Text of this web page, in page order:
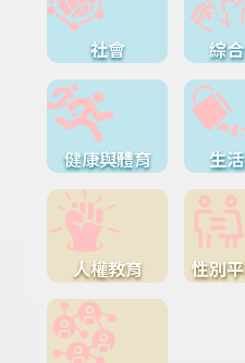
社會 綜
健康與體育 生
人權教育 性別